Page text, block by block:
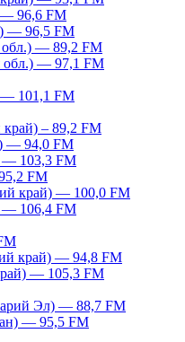
— 96,6 FM
— 96,5 FM
обл.) — 89,2 FM
обл.) — 97,1 FM
— 101,1 FM
край) – 89,2 FM
— 94,0 FM
— 103,3 FM
FM
край) — 100,0 FM
— 106,4 FM
край) — 94,8 FM
— 105,3 FM
Эл) — 88,7 FM
— 95,5 FM